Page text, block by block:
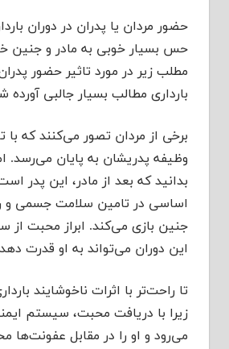
حضور مردان یا پدران در دوران
حس بسیار خوبی به مادر و جنین
مطلب زیر در مورد تاثیر حضور
بارداری مطالب بسیار جالبی
برخی از مردان تصور می‌کنند که با
وظیفه پدریشان به پایان می‌رسد.
بدانید که بعد از مادر، این پدر
اساسی در تامین سلامت جسمی و
جنین بازی می‌کند. ابراز محبت از
این دوران می‌تواند به او قدرت دهد
تا راحت‌تر با اثرات ناخوشایند
زیرا با دریافت محبت، سیستم
می‌رود و او را در مقابل عفونت‌ها